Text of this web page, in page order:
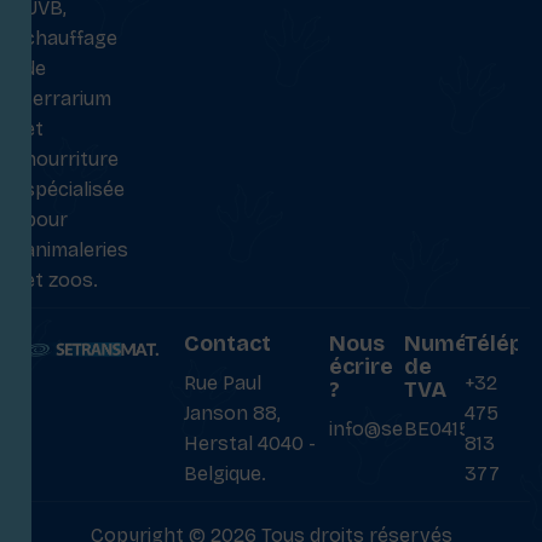
UVB,
chauffage
de
terrarium
et
nourriture
spécialisée
pour
animaleries
et zoos.
Contact
Rue Paul
Janson 88,
Herstal 4040 -
Belgique.
Nous
écrire
?
info@setransmat.com
Numéro
de
TVA
BE0415027069
+32
475
813
377
Copyright © 2026 Tous droits réservés